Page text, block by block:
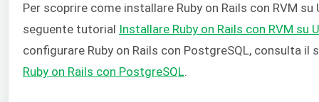
Per scoprire come installare Ruby on Rails con RVM
seguente tutorial Installare Ruby on Rails con RVM su
configurare Ruby on Rails con PostgreSQL, consulta
Ruby on Rails con PostgreSQL.